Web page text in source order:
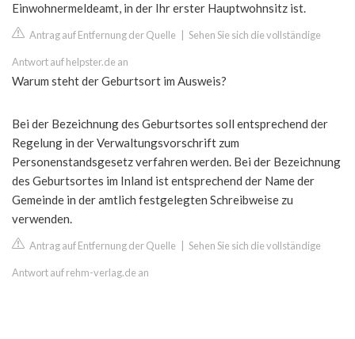
Einwohnermeldeamt, in der Ihr erster Hauptwohnsitz ist.
Antrag auf Entfernung der Quelle Sehen Sie sich die vollständige
Antwort auf helpster.de an
Warum steht der Geburtsort im Ausweis?
Bei der Bezeichnung des Geburtsortes soll entsprechend der
Regelung in der Verwaltungsvorschrift zum
Personenstandsgesetz verfahren werden. Bei der Bezeichnung
des Geburtsortes im Inland ist entsprechend der Name der
Gemeinde in der amtlich festgelegten Schreibweise zu
verwenden.
Antrag auf Entfernung der Quelle Sehen Sie sich die vollständige
Antwort auf rehm-verlag.de an